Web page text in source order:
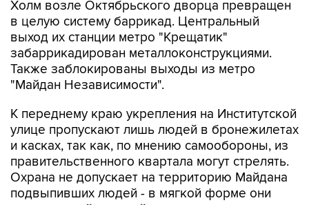
выход их станции метро "Крещатик"
забаррикадирован металлоконструкциями.
Также заблокированы выходы из метро
"Майдан Независимости".
К переднему краю укрепления на Институтской
и касках, так как, по мнению самообороны, из
правительственного квартала могут стрелять.
Охрана не допускает на территорию Майдана
подвыпивших людей - в мягкой форме они
просят их пойти домой, выспаться и потом
приходить обратно.